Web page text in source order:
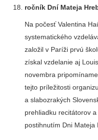
ročník Dní Mateja
Na počesť Valentina
systematického
založil v Paríži prvú
získal vzdelanie aj
novembra
tejto príležitosti
a slabozrakých
prehliadku recitátorov
postihnutím Dni Mateja